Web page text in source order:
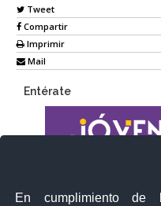
En cumplimiento
Tweet
Compartir
Imprimir
Mail
Entérate